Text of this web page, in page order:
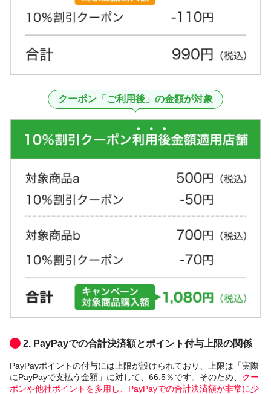
クーポン「ご利用後」の金額が対象
2. PayPayでの合計決済額とポイント付与上限の関係
PayPayポイントの付与には上限が設けられており、上限は「実際
にPayPayで支払う金額」に対して、66.5％です。そのため、 クー
ポンや他社ポイントを多用し、PayPayでの合計決済額が非常に少